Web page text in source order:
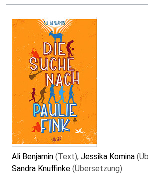
Ali Benjamin (Text), Jessika Komina
Sandra Knuffinke (Übersetzung)